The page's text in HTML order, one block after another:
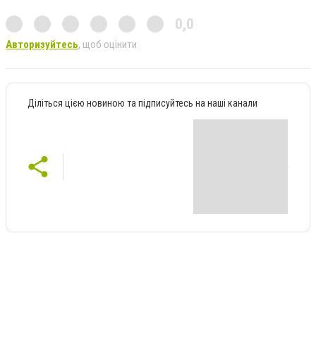
0,0
Авторизуйтесь, щоб оцінити
Діліться цією новиною та підписуйтесь на наші канали